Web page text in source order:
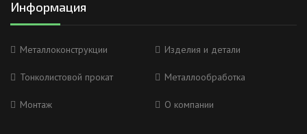
Информация
Металлоконструкции Изделия и детали
Тонколистовой прокат Металлообработка
Монтаж О компании